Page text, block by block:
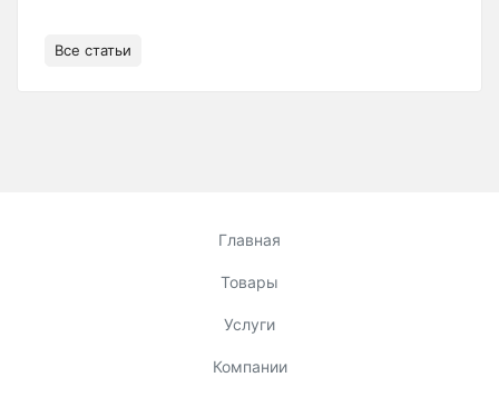
Все статьи
Главная
Товары
Услуги
Компании